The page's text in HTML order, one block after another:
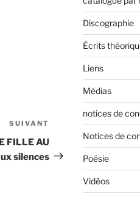
suivant
SUIVANT
FILLE AU
silences
Discographie
Écrits
Liens
Médias
notices de
Notices de
Poésie
Vidéos